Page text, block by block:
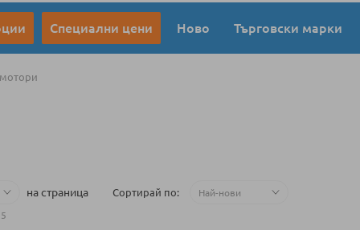
Специални цени Ново Търговски марки
на страница Сортирай по